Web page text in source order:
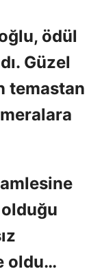
ödül
Güzel
temastan
oldu…